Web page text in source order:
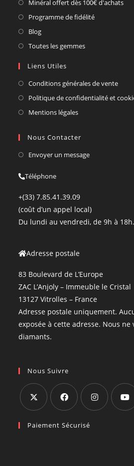
Minéral offert dès 100€ d'achats
Programme de fidélité
Blog
Toutes les gemmes
Liens Utiles
Conditions générales de vente
Politique de confidentialité et
Mentions légales
Nous Contacter
Envoyer un message
Téléphone
+(33) 7.85.41.39.09
(coût d’un appel local)
Du lundi au vendredi, de 9h à 18h.
Adresse postale
83 Boulevard de L’Europe
ZAC L’Anjoly – Immeuble le Cristal
13127 Vitrolles – France
Adresse postale uniquement.
exposée à cette adresse. Nous
diamants.
Nous Suivre
Paiement Sécurisé